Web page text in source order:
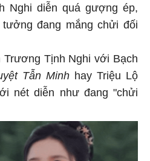
Nghi diễn quá gượng ép,
đang mắng chửi đối
Tịnh Nghi với Bạch
Tẫn Minh hay Triệu Lộ
nét diễn như đang "chửi